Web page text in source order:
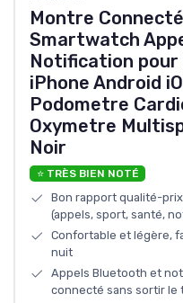
Montre
Smartwatch
Notification pour
iPhone Android
Podometre
Oxymetre
Noir
⭐ TRÈS BIEN NOTÉ
Bon rapport qualité-
(appels, sport, santé,
Confortable et légère,
nuit
Appels Bluetooth et
connecté sans sortir le